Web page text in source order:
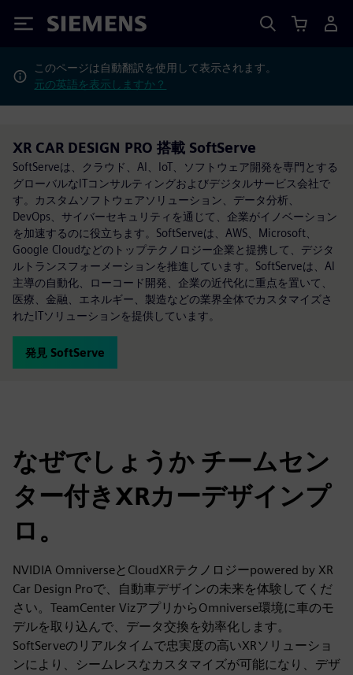
Siemens
このページは自動翻訳を使用して表示されます。
元の英語を表示しますか？
XR CAR DESIGN PRO 搭載 SoftServe
SoftServeは、クラウド、AI、IoT、ソフトウェア開発を専門とする
グローバルなITコンサルティングおよびデジタルサービス会社で
す。カスタムソフトウェアソリューション、データ分析、
DevOps、サイバーセキュリティを通じて、企業がイノベーション
を加速するのに役立ちます。SoftServeは、AWS、Microsoft、
Google Cloudなどのトップテクノロジー企業と提携して、デジタ
ルトランスフォーメーションを推進しています。SoftServeは、AI
主導の自動化、ローコード開発、企業の近代化に重点を置いて、
医療、金融、エネルギー、製造などの業界全体でカスタマイズさ
れたITソリューションを提供しています。
発見 SoftServe
なぜでしょうか チームセン
ター付きXRカーデザインプ
ロ。
NVIDIA OmniverseとCloudXRテクノロジーpowered by XR
Car Design Proで、自動車デザインの未来を体験してくだ
さい。TeamCenter VizアプリからOmniverse環境に車のモ
デルを取り込んで、データ交換を効率化します。
SoftServeのリアルタイムで忠実度の高いXRソリューショ
ンにより、シームレスなカスタマイズが可能になり、デザ